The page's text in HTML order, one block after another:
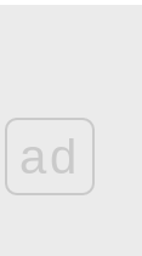
ad